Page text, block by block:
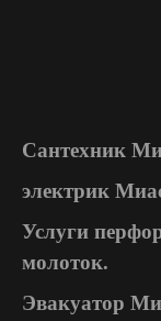
Сантехник
электрик
Услуги
молоток.
Эвакуатор